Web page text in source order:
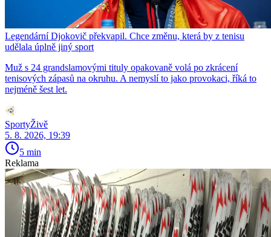
Legendární Djokovič překvapil. Chce změnu, která by z tenisu
udělala úplně jiný sport
Muž s 24 grandslamovými tituly opakovaně volá po zkrácení
tenisových zápasů na okruhu. A nemyslí to jako provokaci, říká to
nejméně šest let.
SportyŽivě
5. 8. 2026, 19:39
5 min
Reklama